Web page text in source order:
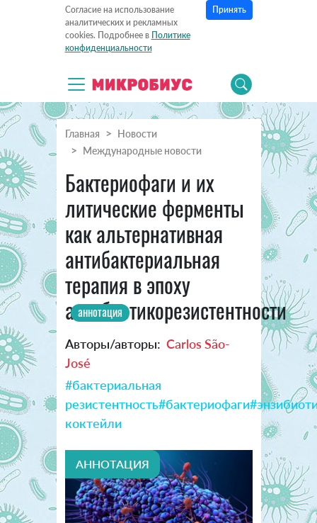
Согласие на использование
аналитических и рекламных
cookies. Подробнее в Политике
конфиденциальности
Принять
Главная
Новости
Международные новости
Бактериофаги и их
литические ферменты
как альтернативная
антибактериальная
терапия в эпоху
антибиотикорезистентности
аннотация
Авторы/авторы: Carlos São-
José
#бактериальная
резистентность#бактериофаги
коктейли
АННОТАЦИЯ